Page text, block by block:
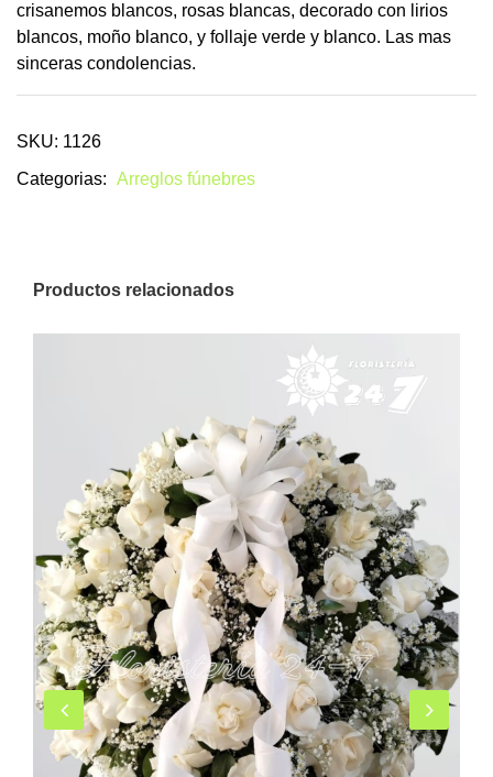
crisanemos blancos, rosas blancas, decorado con lirios
blancos, moño blanco, y follaje verde y blanco. Las mas
sinceras condolencias.
SKU: 1126
Categorias: Arreglos fúnebres
Productos relacionados